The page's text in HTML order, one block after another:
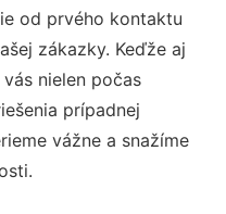
od prvého kontaktu
zákazky. Keďže aj
nielen počas
prípadnej
vážne a snažíme